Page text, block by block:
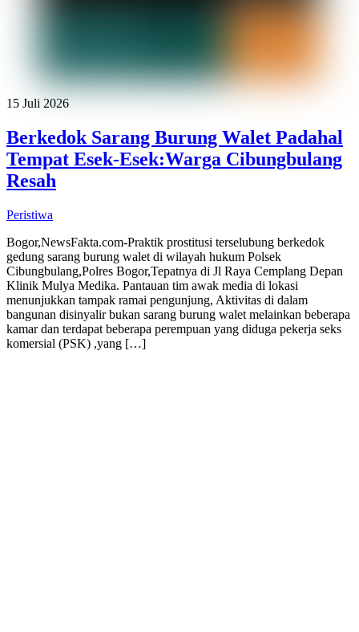
15 Juli 2026
Berkedok Sarang Burung Walet Padahal
Tempat Esek-Esek:Warga Cibungbulang
Resah
Peristiwa
Bogor,NewsFakta.com-Praktik prostitusi terselubung berkedok
gedung sarang burung walet di wilayah hukum Polsek
Cibungbulang,Polres Bogor,Tepatnya di Jl Raya Cemplang Depan
Klinik Mulya Medika. Pantauan tim awak media di lokasi
menunjukkan tampak ramai pengunjung, Aktivitas di dalam
bangunan disinyalir bukan sarang burung walet melainkan beberapa
kamar dan terdapat beberapa perempuan yang diduga pekerja seks
komersial (PSK) ,yang […]